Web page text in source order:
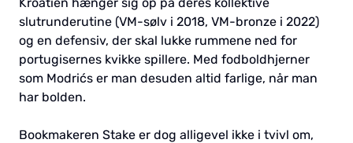
slutrunderutine (VM-sølv i 2018, VM-bronze i 2022)
og en defensiv, der skal lukke rummene ned for
portugisernes kvikke spillere. Med fodboldhjerner
som Modrićs er man desuden altid farlige, når man
har bolden.
Bookmakeren Stake er dog alligevel ikke i tvivl om,